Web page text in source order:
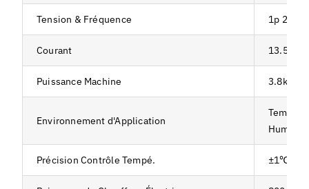
Tension & Fréquence 1p 220V
Courant 13.5A
Puissance Machine 3.8kw
Environnement d'Application
Précision Contrôle Tempé. ±1℃